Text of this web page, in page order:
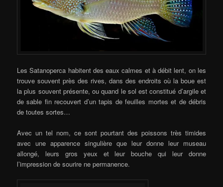
Les Satanoperca habitent des eaux calmes et à débit lent, on les
trouve souvent près des rives, dans des endroits où la boue est
la plus souvent présente, ou quand le sol est constitué d’argile et
de sable fin recouvert d’un tapis de feuilles mortes et de débris
de toutes sortes…
Avec un tel nom, ce sont pourtant des poissons très timides
avec une apparence singulière que leur donne leur museau
allongé, leurs gros yeux et leur bouche qui leur donne
l’impression de sourire ne permanence.